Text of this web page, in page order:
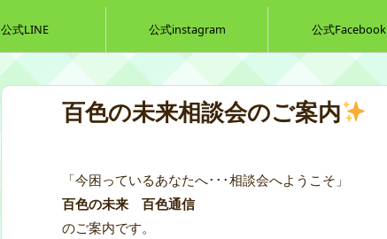
公式LINE 公式instagram 公式Facebook
百色の未来相談会のご案内
「今困っているあなたへ･･･相談会へようこそ」
百色の未来 百色通信
のご案内です。